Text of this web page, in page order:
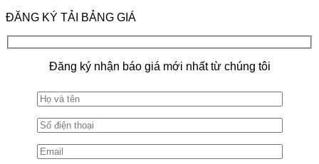
ĐĂNG KÝ TẢI BẢNG GIÁ
Đăng ký nhận báo giá mới nhất từ chúng tôi